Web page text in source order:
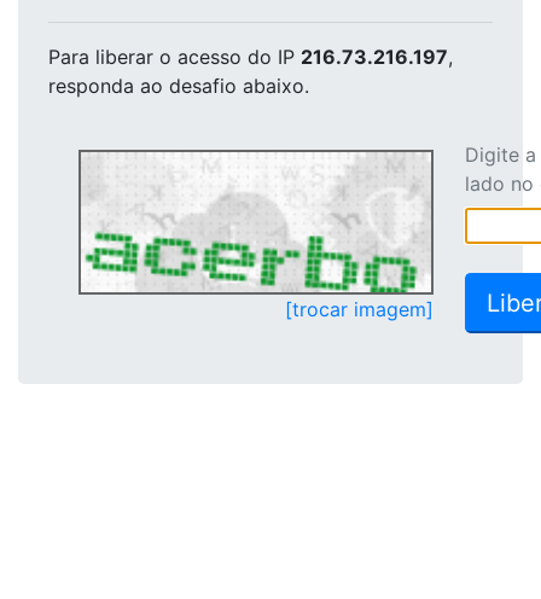
Para liberar o acesso do IP 216.73.216.197,
responda ao desafio abaixo.
[trocar imagem]
Digite
lado no